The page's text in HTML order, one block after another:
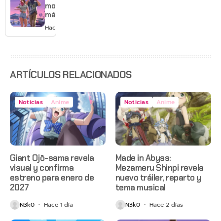
Mario
mostrará
más de
GTA 6 en
agosto
Hace 2 días
ARTÍCULOS RELACIONADOS
Noticias Anime
Giant Ojō-sama revela
visual y confirma
estreno para enero de
2027
N3k0 Hace 1 día
Noticias Anime
Made in Abyss:
Mezameru Shinpi revela
nuevo tráiler, reparto y
tema musical
N3k0 Hace 2 días